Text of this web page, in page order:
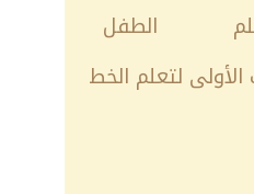
الطفل
لتعلم الخط